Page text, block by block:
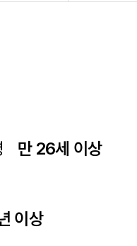
만 26세 이상
이상